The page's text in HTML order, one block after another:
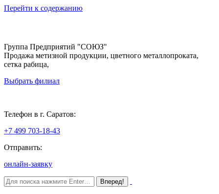
Перейти к содержанию
Группа Предприятий "СОЮЗ"
Продажа метизной продукции, цветного металлопроката,
сетка рабица,
Выбрать филиал
Телефон в г. Саратов:
+7 499 703-18-43
Отправить:
онлайн-заявку